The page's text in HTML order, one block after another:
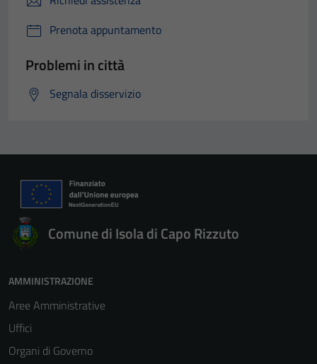
Prenota appuntamento
Problemi in città
Segnala disservizio
Comune di Isola di Capo Rizzuto
AMMINISTRAZIONE
Aree Amministrative
Uffici
Organi di Governo